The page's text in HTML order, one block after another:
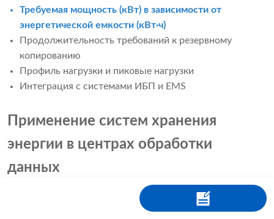
Требуемая мощность (кВт) в зависимости от
энергетической емкости (кВт·ч)
Продолжительность требований к резервному
копированию
Профиль нагрузки и пиковые нагрузки
Интеграция с системами ИБП и EMS
Применение систем хранения
энергии в центрах обработки
данных
В индустрии центров обработки данных ускоряется